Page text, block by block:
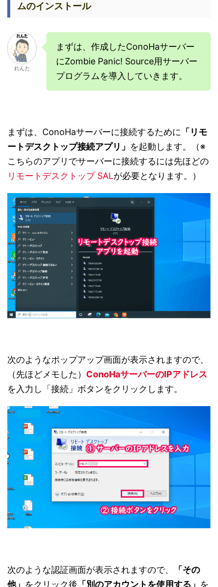
ムのインストール
れんた
まずは、作成したConoHaサーバー
にZombie Panic! Source用サーバー
プログラムを導入していきます。
まずは、ConoHaサーバーに接続するために 「リモ
ートデスクトップ接続アプリ」 を起動します。（※
こちらのアプリでサーバーに接続するには先ほどの
リモートデスクトップ SALが必要となります。）
次のようなポップアップ画面が表示されますので、
（先ほどメモした） ConoHaサーバーのIPアドレス
を入力し「接続」ボタンをクリックします。
次のような認証画面が表示されますので、
「その
他」 をクリック後 「別のアカウントを使用する」 を